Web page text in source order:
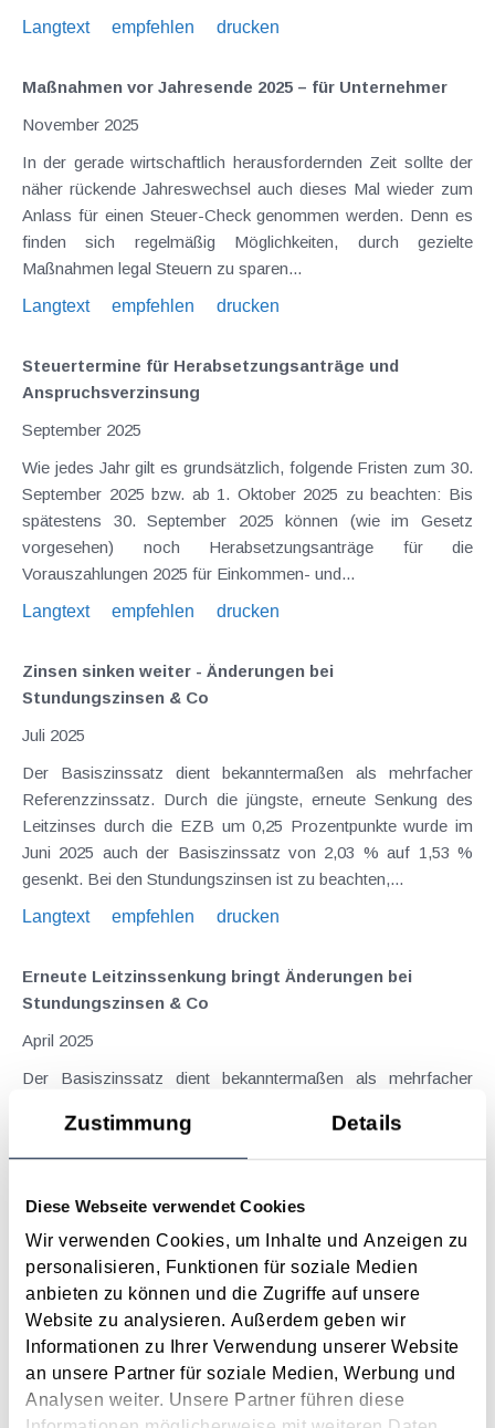
Zustimmung Details
Diese Webseite verwendet Cookies
Wir verwenden Cookies, um Inhalte und Anzeigen zu
personalisieren, Funktionen für soziale Medien
anbieten zu können und die Zugriffe auf unsere
Website zu analysieren. Außerdem geben wir
Informationen zu Ihrer Verwendung unserer Website
an unsere Partner für soziale Medien, Werbung und
Analysen weiter. Unsere Partner führen diese
Langtext
empfehlen drucken
Maßnahmen vor Jahresende 2025 – für Unternehmer
November 2025
In der gerade wirtschaftlich herausfordernden Zeit sollte der
näher rückende Jahreswechsel auch dieses Mal wieder zum
Anlass für einen Steuer-Check genommen werden. Denn es
finden sich regelmäßig Möglichkeiten, durch gezielte
Maßnahmen legal Steuern zu sparen...
Langtext
empfehlen drucken
Steuertermine für Herabsetzungsanträge und
Anspruchsverzinsung
September 2025
Wie jedes Jahr gilt es grundsätzlich, folgende Fristen zum 30.
September 2025 bzw. ab 1. Oktober 2025 zu beachten: Bis
spätestens 30. September 2025 können (wie im Gesetz
vorgesehen) noch Herabsetzungsanträge für die
Vorauszahlungen 2025 für Einkommen- und...
Langtext
empfehlen drucken
Zinsen sinken weiter - Änderungen bei
Stundungszinsen & Co
Juli 2025
Der Basiszinssatz dient bekanntermaßen als mehrfacher
Referenzzinssatz. Durch die jüngste, erneute Senkung des
Leitzinses durch die EZB um 0,25 Prozentpunkte wurde im
Juni 2025 auch der Basiszinssatz von 2,03 % auf 1,53 %
gesenkt. Bei den Stundungszinsen ist zu beachten,...
Langtext
empfehlen drucken
Erneute Leitzinssenkung bringt Änderungen bei
Stundungszinsen & Co
April 2025
Der Basiszinssatz dient bekanntermaßen als mehrfacher
Leitzinses durch die EZB um 0,25 Prozentpunkte wurde im
März 2025 auch der Basiszinssatz von 2,53 % auf 2,03 %
Aktueller Basis-, Stundungs-, Aussetzungs-,
Anspruchs-, Beschwerde- und Umsatzsteuerzinssatz
Januar 2025
Der Basiszinssatz dient bekanntermaßen als mehrfacher
Referenzzinssatz. Durch die jüngste Senkung des Leitzinses